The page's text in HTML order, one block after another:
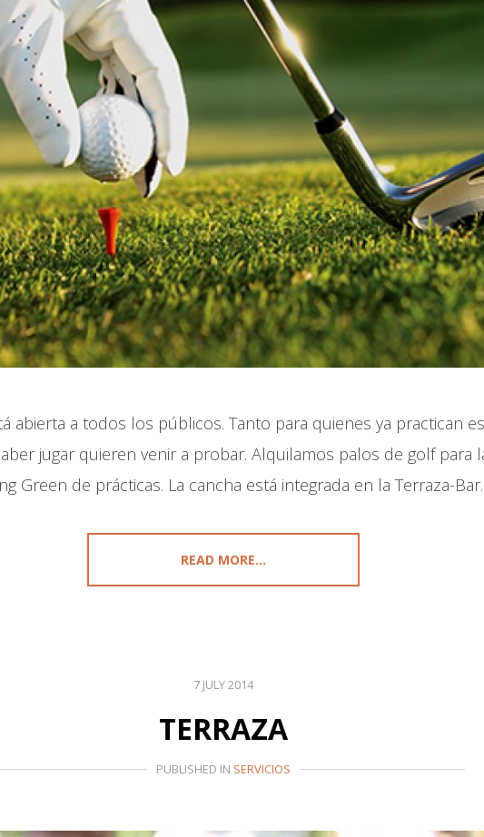
abierta a todos los públicos. Tanto para quienes ya practican
jugar quieren venir a probar. Alquilamos palos de golf para
Green de prácticas. La cancha está integrada en la Terraza-Bar.
READ MORE...
7 JULY 2014
TERRAZA
PUBLISHED IN SERVICIOS